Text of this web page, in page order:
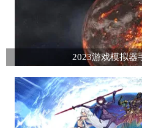
2023游戏模拟器